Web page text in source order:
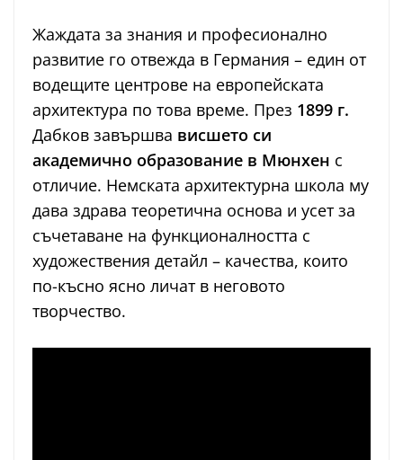
Жаждата за знания и професионално
развитие го отвежда в Германия – един от
водещите центрове на европейската
архитектура по това време. През 1899 г.
Дабков завършва висшето си
академично образование в Мюнхен с
отличие. Немската архитектурна школа му
дава здрава теоретична основа и усет за
съчетаване на функционалността с
художествения детайл – качества, които
по-късно ясно личат в неговото
творчество.